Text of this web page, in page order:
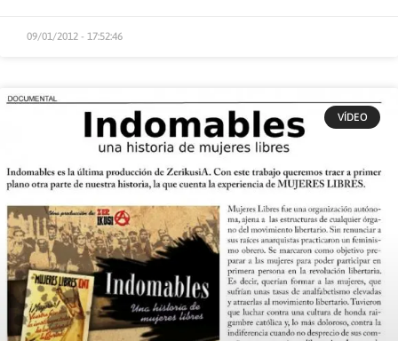
09/01/2012 - 17:52:46
VÍDEO